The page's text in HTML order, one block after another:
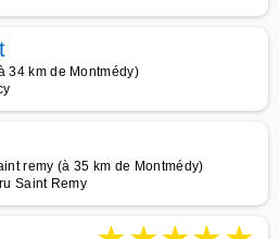
34 km de Montmédy)
remy (à 35 km de Montmédy)
Saint Remy